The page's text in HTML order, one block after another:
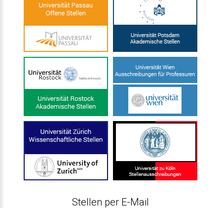
Stellen per E-Mail